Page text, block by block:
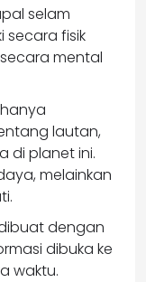
selam
secara fisik
mental
lautan,
di planet ini.
melainkan
dengan
dibuka ke
waktu.